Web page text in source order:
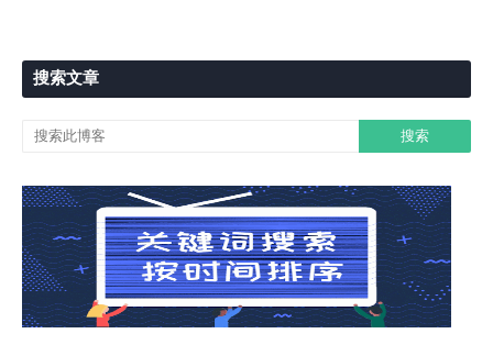
搜索文章